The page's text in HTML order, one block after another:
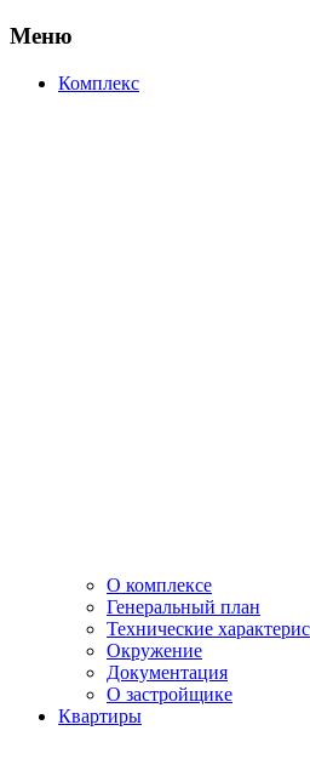
Меню
Комплекс
О комплексе
Генеральный план
Технические
Окружение
Документация
О застройщике
Квартиры